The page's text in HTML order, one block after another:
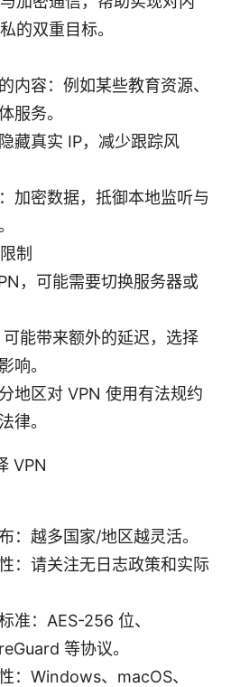
的双重目标。
内容：例如某些教育资源、
服务。
藏真实 IP，减少跟踪风
加密数据，抵御本地监听与
制
，可能需要切换服务器或
能带来额外的延迟，选择
响。
地区对 VPN 使用有法规约
律。
VPN
：越多国家/地区越灵活。
：请关注无日志政策和实际
准：AES-256 位、
等协议。
：Windows、macOS、